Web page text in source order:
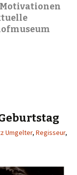
Umgelter, Regisseur,